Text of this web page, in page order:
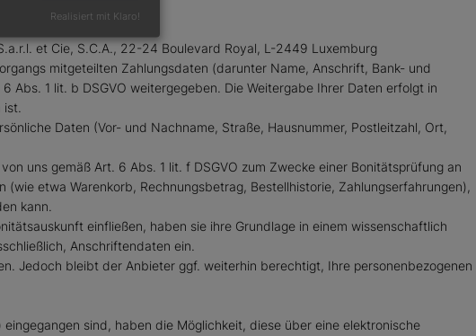
erforderlich ist.
et Cie, S.C.A., 22-24 Boulevard Royal, L-2449 Luxemburg
mitgeteilten Zahlungsdaten (darunter Name, Anschrift, Bank- und
Abs. 1 lit. b DSGVO weitergegeben. Die Weitergabe Ihrer Daten erfolgt in
Daten (Vor- und Nachname, Straße, Hausnummer, Postleitzahl, Ort,
uns gemäß Art. 6 Abs. 1 lit. f DSGVO zum Zwecke einer Bonitätsprüfung an
etwa Warenkorb, Rechnungsbetrag, Bestellhistorie, Zahlungserfahrungen),
kann.
einfließen, haben sie ihre Grundlage in einem wissenschaftlich
Anschriftendaten ein.
Jedoch bleibt der Anbieter ggf. weiterhin berechtigt, Ihre personenbezogenen
sind, haben die Möglichkeit, diese über eine elektronische
Realisiert mit Klaro!